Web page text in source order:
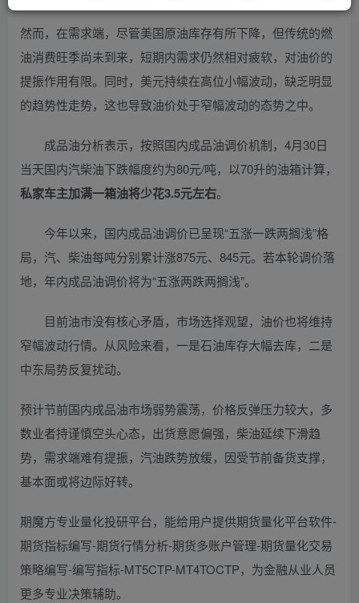
然而，在需求端，尽管美国原油库存有所下降，但传统的燃
油消费旺季尚未到来，短期内需求仍然相对疲软，对油价的
提振作用有限。同时，美元持续在高位小幅波动，缺乏明显
的趋势性走势，这也导致油价处于窄幅波动的态势之中。
成品油分析表示，按照国内成品油调价机制，4月30日
当天国内汽柴油下跌幅度约为80元/吨，以70升的油箱计算，
私家车主加满一箱油将少花3.5元左右。
今年以来，国内成品油调价已呈现“五涨一跌两搁浅”格
局，汽、柴油每吨分别累计涨875元、845元。若本轮调价落
地，年内成品油调价将为“五涨两跌两搁浅”。
目前油市没有核心矛盾，市场选择观望，油价也将维持
窄幅波动行情。从风险来看，一是石油库存大幅去库，二是
中东局势反复扰动。
预计节前国内成品油市场弱势震荡，价格反弹压力较大，多
数业者持谨慎空头心态，出货意愿偏强，柴油延续下滑趋
势，需求端难有提振，汽油跌势放缓，因受节前备货支撑，
基本面或将边际好转。
期魔方专业量化投研平台，能给用户提供期货量化平台软件-
期货指标编写-期货行情分析-期货多账户管理-期货量化交易
策略编写-编写指标-MT5CTP-MT4TOCTP，为金融从业人员
更多专业决策辅助。